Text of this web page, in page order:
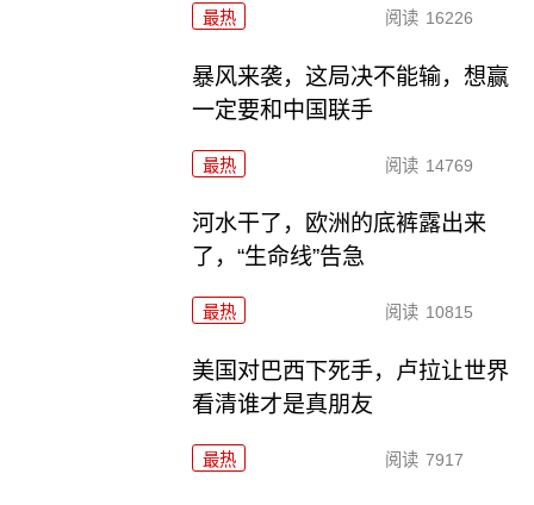
最热 阅读 16226
暴风来袭，这局决不能输，想赢
一定要和中国联手
最热 阅读 14769
河水干了，欧洲的底裤露出来
了，“生命线”告急
最热 阅读 10815
美国对巴西下死手，卢拉让世界
看清谁才是真朋友
最热 阅读 7917